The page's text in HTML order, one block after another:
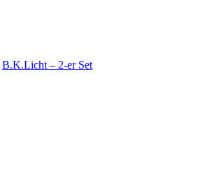
B.K.Licht – 2-er Set